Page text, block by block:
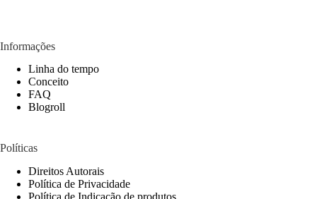
Informações
Linha do tempo
Conceito
FAQ
Blogroll
Políticas
Direitos Autorais
Política de Privacidade